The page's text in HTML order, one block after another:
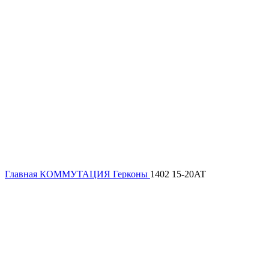
Главная КОММУТАЦИЯ Герконы 1402 15-20AT